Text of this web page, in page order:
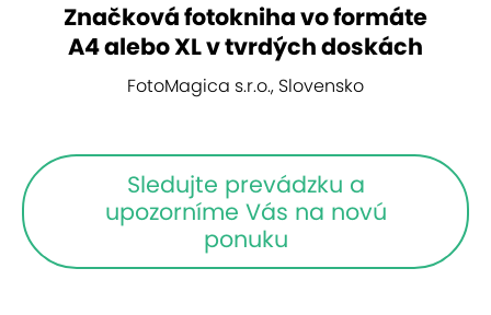
Značková fotokniha vo formáte
A4 alebo XL v tvrdých doskách
FotoMagica s.r.o., Slovensko
Sledujte prevádzku a
upozorníme Vás na novú
ponuku